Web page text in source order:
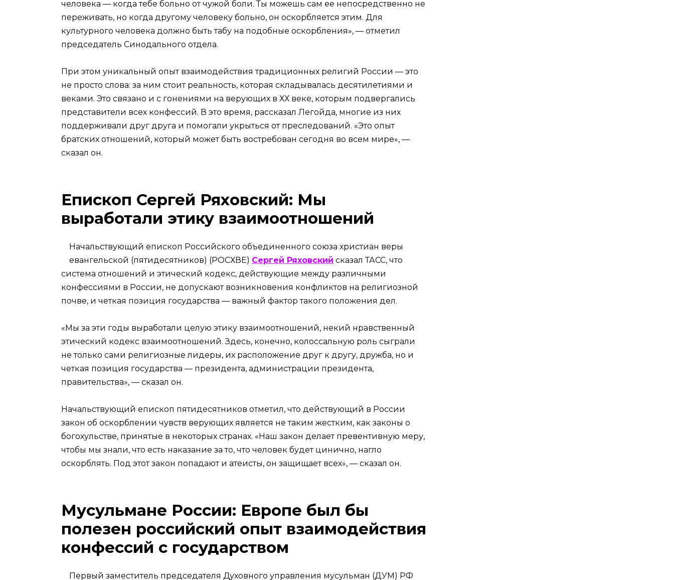
человека — когда тебе больно от чужой боли. Ты можешь сам ее непосредственно не
переживать, но когда другому человеку больно, он оскорбляется этим. Для
культурного человека должно быть табу на подобные оскорбления», — отметил
председатель Синодального отдела.
При этом уникальный опыт взаимодействия традиционных религий России — это
не просто слова: за ним стоит реальность, которая складывалась десятилетиями и
веками. Это связано и с гонениями на верующих в ХХ веке, которым подвергались
представители всех конфессий. В это время, рассказал Легойда, многие из них
поддерживали друг друга и помогали укрыться от преследований. «Это опыт
братских отношений, который может быть востребован сегодня во всем мире», —
сказал он.
Епископ Сергей Ряховский: Мы
выработали этику взаимоотношений
Начальствующий епископ Российского объединенного союза христиан веры
евангельской (пятидесятников) (РОСХВЕ) Сергей Ряховский сказал ТАСС, что
система отношений и этический кодекс, действующие между различными
конфессиями в России, не допускают возникновения конфликтов на религиозной
почве, и четкая позиция государства — важный фактор такого положения дел.
«Мы за эти годы выработали целую этику взаимоотношений, некий нравственный
этический кодекс взаимоотношений. Здесь, конечно, колоссальную роль сыграли
не только сами религиозные лидеры, их расположение друг к другу, дружба, но и
четкая позиция государства — президента, администрации президента,
правительства», — сказал он.
Начальствующий епископ пятидесятников отметил, что действующий в России
закон об оскорблении чувств верующих является не таким жестким, как законы о
богохульстве, принятые в некоторых странах. «Наш закон делает превентивную меру,
чтобы мы знали, что есть наказание за то, что человек будет цинично, нагло
оскорблять. Под этот закон попадают и атеисты, он защищает всех», — сказал он.
Мусульмане России: Европе был бы
полезен российский опыт взаимодействия
конфессий с государством
Первый заместитель председателя Духовного управления мусульман (ДУМ) РФ